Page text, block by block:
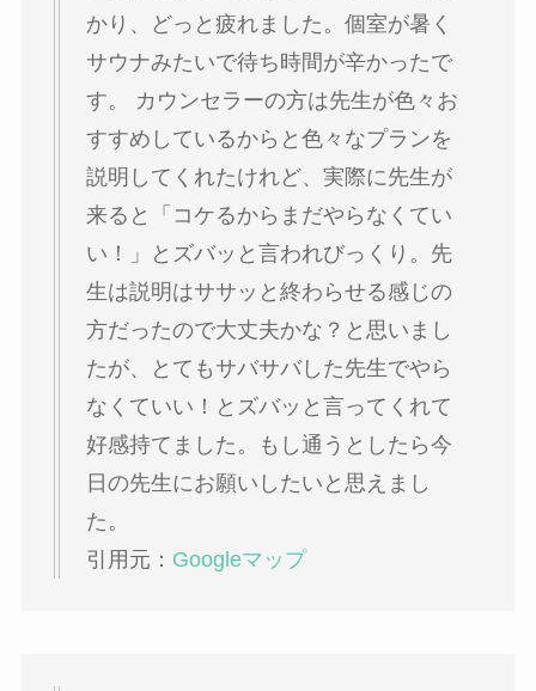
かり、どっと疲れました。個室が暑く
サウナみたいで待ち時間が辛かったで
す。 カウンセラーの方は先生が色々お
すすめしているからと色々なプランを
説明してくれたけれど、実際に先生が
来ると「コケるからまだやらなくてい
い！」とズバッと言われびっくり。先
生は説明はササッと終わらせる感じの
方だったので大丈夫かな？と思いまし
たが、とてもサバサバした先生でやら
なくていい！とズバッと言ってくれて
好感持てました。もし通うとしたら今
日の先生にお願いしたいと思えまし
た。
引用元： Googleマップ